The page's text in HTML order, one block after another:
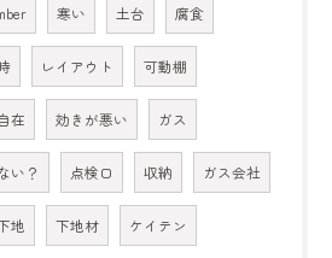
寒い 土台 腐食
レイアウト 可動棚
在 効きが悪い ガス
い？ 点検口 収納 ガス会社
地 下地材 ケイテン